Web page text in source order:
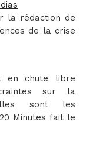
la rédaction de
de la crise
en chute libre
sur la
sont les
Minutes fait le